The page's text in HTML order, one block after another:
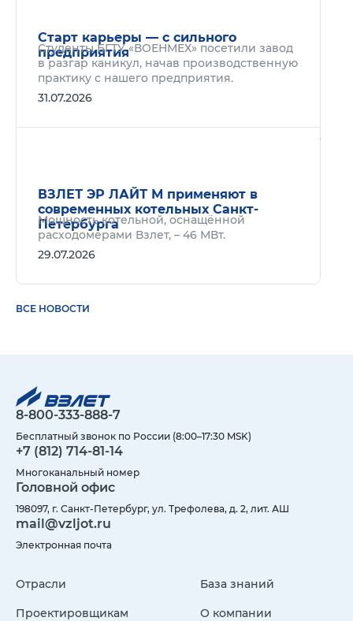
Старт карьеры — с сильного
предприятия
Студенты БГТУ «ВОЕНМЕХ» посетили завод
в разгар каникул, начав производственную
практику с нашего предприятия.
31.07.2026
ВЗЛЕТ ЭР ЛАЙТ М применяют в
современных котельных Санкт-
Петербурга
Мощность котельной, оснащённой
расходомерами Взлет, – 46 МВт.
29.07.2026
ВСЕ НОВОСТИ
8-800-333-888-7
Бесплатный звонок по России (8:00–17:30 MSK)
+7 (812) 714-81-14
Многоканальный номер
Головной офис
198097, г. Санкт-Петербург, ул. Трефолева, д. 2, лит. АШ
mail@vzljot.ru
Электронная почта
Отрасли
Проектировщикам
База знаний
О компании